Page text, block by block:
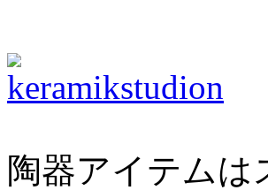
陶器アイテム